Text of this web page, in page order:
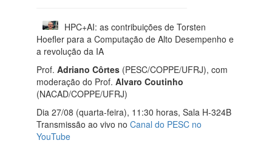
HPC+AI: as contribuições de Torsten
Hoefler para a Computação de Alto Desempenho e
a revolução da IA
Prof. Adriano Côrtes (PESC/COPPE/UFRJ), com
moderação do Prof. Alvaro Coutinho
(NACAD/COPPE/UFRJ)
Dia 27/08 (quarta-feira), 11:30 horas, Sala H-324B
Transmissão ao vivo no Canal do PESC no
YouTube